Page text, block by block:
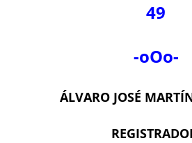
49
-oOo-
ÁLVARO JOSÉ